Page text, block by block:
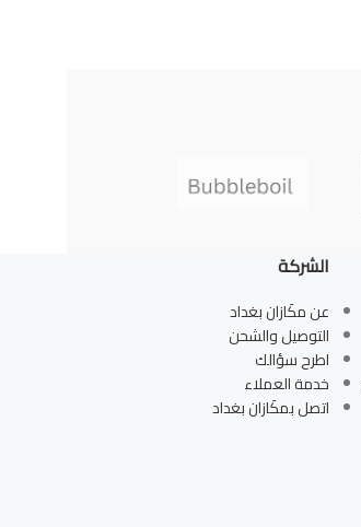
الشركة
عن مكَازان بغداد
التوصيل والشحن
اطرح سؤالك
خدمة العملاء
اتصل بمكَازان بغداد